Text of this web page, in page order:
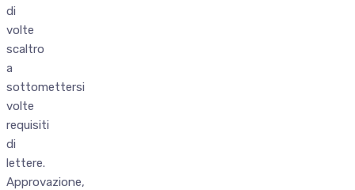
di
volte
scaltro
a
sottomettersi
volte
requisiti
di
lettere.
Approvazione,